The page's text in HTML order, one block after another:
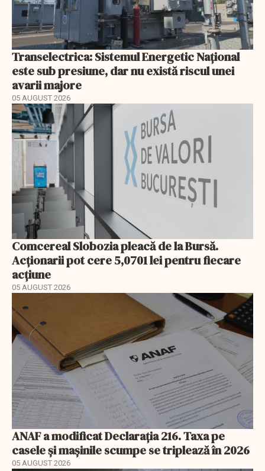
Transelectrica: Sistemul Energetic Național
este sub presiune, dar nu există riscul unei
avarii majore
05 AUGUST 2026
Comcereal Slobozia pleacă de la Bursă.
Acționarii pot cere 5,0701 lei pentru fiecare
acțiune
05 AUGUST 2026
ANAF a modificat Declarația 216. Taxa pe
casele și mașinile scumpe se triplează în 2026
05 AUGUST 2026